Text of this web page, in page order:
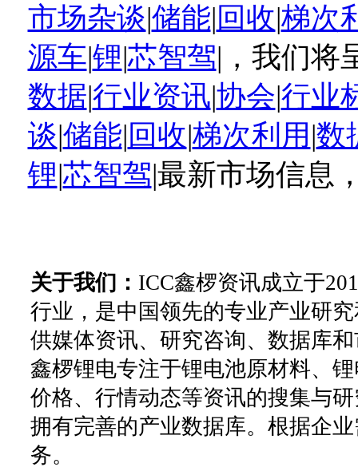
市场杂谈|储能|回收|梯次
源车|锂|芯智驾|，我们将
数据|行业资讯|协会|行业
谈|储能|回收|梯次利用|数
锂|芯智驾|最新市场信息
关于我们： ICC鑫椤资讯成立于
行业，是中国领先的专业产业研
供媒体资讯、研究咨询、数据库
鑫椤锂电专注于锂电池原材料、
价格、行情动态等资讯的搜集与
拥有完善的产业数据库。根据企
务。